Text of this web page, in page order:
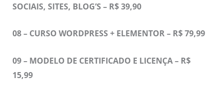
SOCIAIS, SITES, BLOG’S – R$ 39,90
08 – CURSO WORDPRESS + ELEMENTOR – R$ 79,99
09 – MODELO DE CERTIFICADO E LICENÇA – R$
15,99